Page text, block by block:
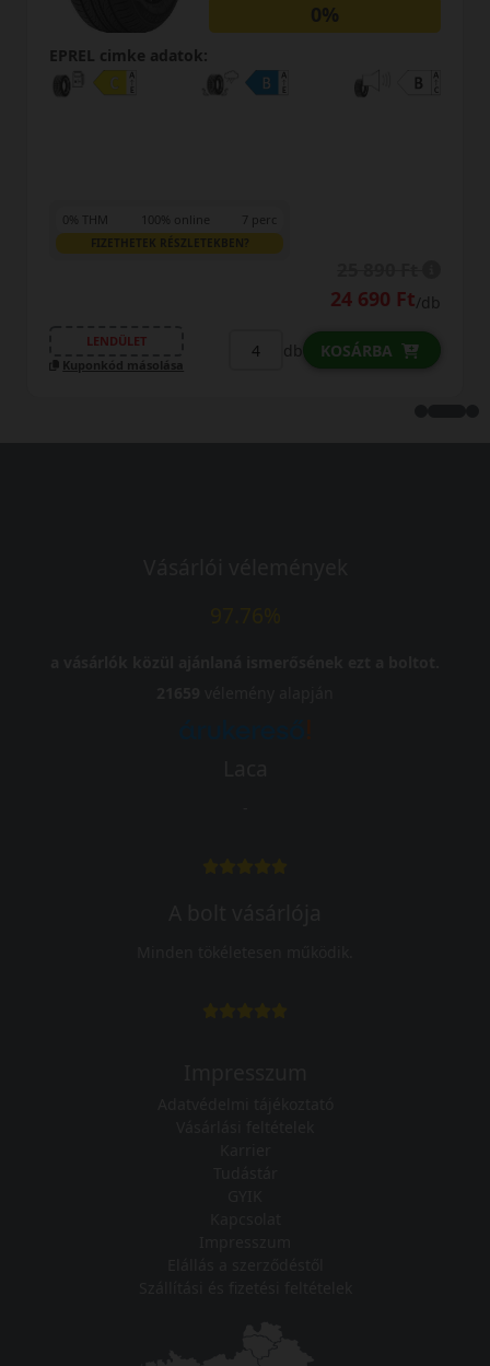
0%
EPREL cimke adatok:
0% THM 100% online 7 perc
FIZETHETEK RÉSZLETEKBEN?
35 690 Ft/db
LENDÜLET
Kuponkód másolása
db KOSÁRBA